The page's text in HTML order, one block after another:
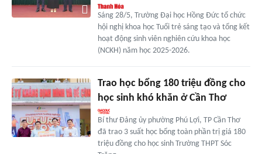
Sáng 28/5, Trường Đại học Hồng Đức tổ chức
hội nghị khoa học Tuổi trẻ sáng tạo và tổng kết
hoạt động sinh viên nghiên cứu khoa học
(NCKH) năm học 2025-2026.
Trao học bổng 180 triệu đồng cho
học sinh khó khăn ở Cần Thơ
Bí thư Đảng ủy phường Phú Lợi, TP Cần Thơ
đã trao 3 suất học bổng toàn phần trị giá 180
triệu đồng cho học sinh Trường THPT Sóc